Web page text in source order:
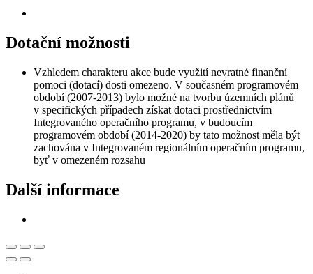
Dotační možnosti
Vzhledem charakteru akce bude využití nevratné finanční
pomoci (dotací) dosti omezeno. V současném programovém
období (2007-2013) bylo možné na tvorbu územních plánů
v specifických případech získat dotaci prostřednictvím
Integrovaného operačního programu, v budoucím
programovém období (2014-2020) by tato možnost měla být
zachována v Integrovaném regionálním operačním programu,
byť v omezeném rozsahu
Další informace